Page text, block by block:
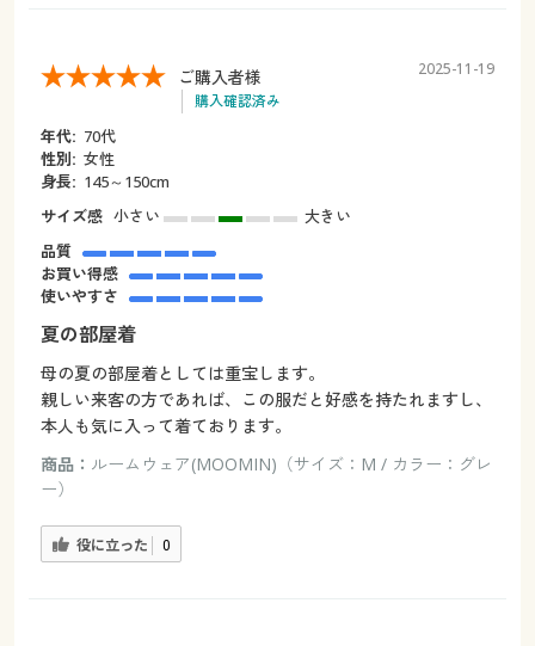
ご購入者様
購入確認済み
2025-11-19
年代: 70代
性別: 女性
身長: 145～150cm
サイズ感 小さい
大きい
品質
お買い得感
使いやすさ
夏の部屋着
母の夏の部屋着としては重宝します。
親しい来客の方であれば、この服だと好感を持たれますし、
本人も気に入って着ております。
商品： ルームウェア(MOOMIN)（サイズ：M / カラー：グレ
ー）
役に立った 0